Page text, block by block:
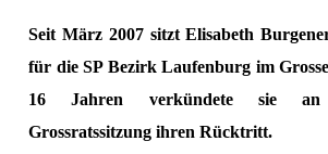
Seit März 2007 sitzt Elisabeth
für die SP Bezirk Laufenburg im
16 Jahren verkündete sie
Grossratssitzung ihren Rücktritt.